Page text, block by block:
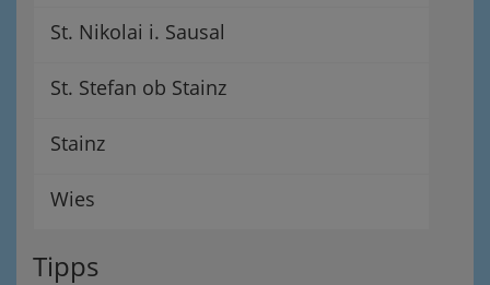
St. Nikolai i. Sausal
St. Stefan ob Stainz
Stainz
Wies
Tipps